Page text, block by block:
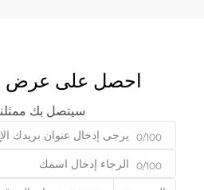
احصل على عرض
سيتصل بك
0/100
0/100